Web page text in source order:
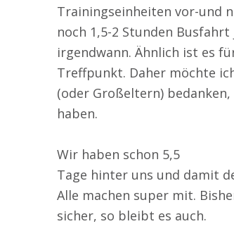
Trainingseinheiten vor-und
noch 1,5-2 Stunden
irgendwann. Ähnlich ist es
Treffpunkt. Daher möchte
(oder Großeltern)
haben.
Wir haben schon 5,5
Tage hinter uns und damit
Alle machen super mit.
sicher, so bleibt es auch.